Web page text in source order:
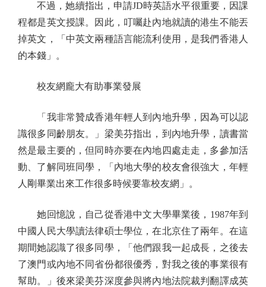
不過，她續指出，申請JD時英語水平很重要，因課
程都是英文授課。因此，叮囑赴內地就讀的港生不能丟
掉英文，「中英文兩種語言能流利使用，是我們香港人
的本錢」。
校友網龐大有助事業發展
「我非常贊成香港年輕人到內地升學，因為可以認
識很多同齡朋友。」梁美芬指出，到內地升學，讀書當
然是最主要的，但同時亦要在內地四處走走，多參加活
動、了解同班同學，「內地大學的校友會很強大，年輕
人剛畢業出來工作很多時候要靠校友網」。
她回憶說，自己從香港中文大學畢業後，1987年到
中國人民大學讀法律碩士學位，在北京住了兩年。在這
期間她認識了很多同學，「他們跟我一起成長，之後去
了澳門或內地不同省份都很優秀，對我之後的事業很有
幫助。」後來梁美芬深度參與將內地法院裁判翻譯成英